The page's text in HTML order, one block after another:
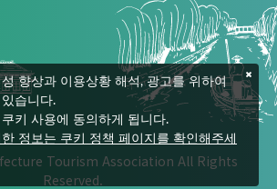
Tourism Association All Rights
Reserved.
향상과 이용상황 해석, 광고를 위하여
습니다.
키 사용에 동의하게 됩니다.
정보는 쿠키 정책 페이지를 확인해주세